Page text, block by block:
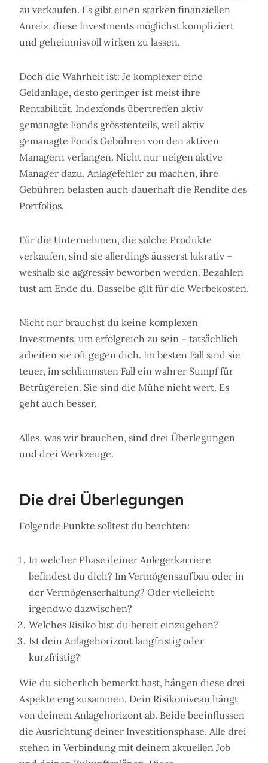
zu verkaufen. Es gibt einen starken finanziellen
Anreiz, diese Investments möglichst kompliziert
und geheimnisvoll wirken zu lassen.
Doch die Wahrheit ist: Je komplexer eine
Geldanlage, desto geringer ist meist ihre
Rentabilität. Indexfonds übertreffen aktiv
gemanagte Fonds grösstenteils, weil aktiv
gemanagte Fonds Gebühren von den aktiven
Managern verlangen. Nicht nur neigen aktive
Manager dazu, Anlagefehler zu machen, ihre
Gebühren belasten auch dauerhaft die Rendite des
Portfolios.
Für die Unternehmen, die solche Produkte
verkaufen, sind sie allerdings äusserst lukrativ –
weshalb sie aggressiv beworben werden. Bezahlen
tust am Ende du. Dasselbe gilt für die Werbekosten.
Nicht nur brauchst du keine komplexen
Investments, um erfolgreich zu sein – tatsächlich
arbeiten sie oft gegen dich. Im besten Fall sind sie
teuer, im schlimmsten Fall ein wahrer Sumpf für
Betrügereien. Sie sind die Mühe nicht wert. Es
geht auch besser.
Alles, was wir brauchen, sind drei Überlegungen
und drei Werkzeuge.
Die drei Überlegungen
Folgende Punkte solltest du beachten:
In welcher Phase deiner Anlegerkarriere
befindest du dich? Im Vermögensaufbau oder in
der Vermögenserhaltung? Oder vielleicht
irgendwo dazwischen?
Welches Risiko bist du bereit einzugehen?
Ist dein Anlagehorizont langfristig oder
kurzfristig?
Wie du sicherlich bemerkt hast, hängen diese drei
Aspekte eng zusammen. Dein Risikoniveau hängt
von deinem Anlagehorizont ab. Beide beeinflussen
die Ausrichtung deiner Investitionsphase. Alle drei
stehen in Verbindung mit deinem aktuellen Job